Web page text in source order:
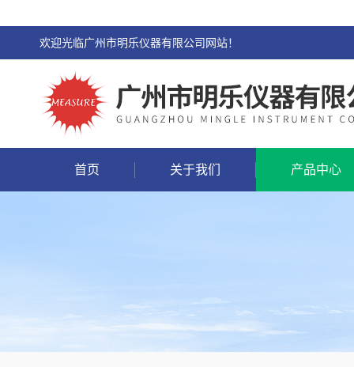
欢迎光临广州市明乐仪器有限公司网站！
首页 关于我们 产品中心